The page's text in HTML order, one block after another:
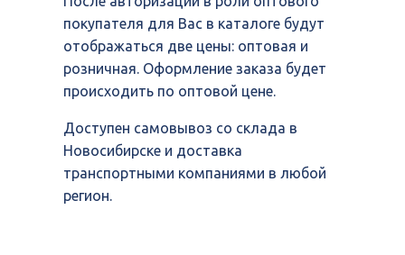
покупателя для Вас в каталоге будут
отображаться две цены: оптовая и
розничная. Оформление заказа будет
происходить по оптовой цене.
Доступен самовывоз со склада в
Новосибирске и доставка
транспортными компаниями в любой
регион.